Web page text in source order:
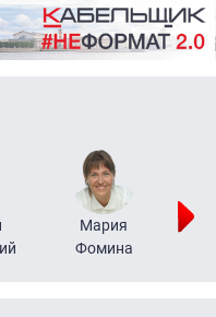
Мария
Фомина